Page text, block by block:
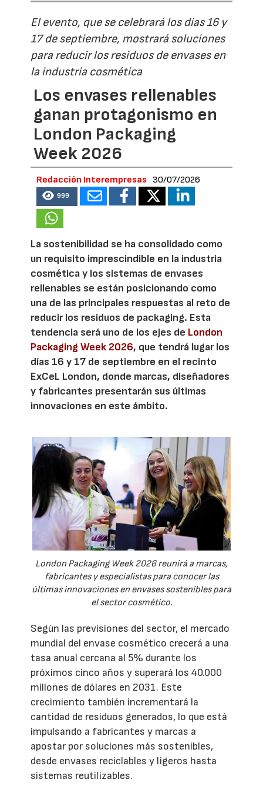
El evento, que se celebrará los días 16 y
17 de septiembre, mostrará soluciones
para reducir los residuos de envases en
la industria cosmética
Los envases rellenables
ganan protagonismo en
London Packaging
Week 2026
Redacción Interempresas 30/07/2026
999
La sostenibilidad se ha consolidado como
un requisito imprescindible en la industria
cosmética y los sistemas de envases
rellenables se están posicionando como
una de las principales respuestas al reto de
reducir los residuos de packaging. Esta
tendencia será uno de los ejes de London
Packaging Week 2026, que tendrá lugar los
días 16 y 17 de septiembre en el recinto
ExCeL London, donde marcas, diseñadores
y fabricantes presentarán sus últimas
innovaciones en este ámbito.
London Packaging Week 2026 reunirá a marcas,
fabricantes y especialistas para conocer las
últimas innovaciones en envases sostenibles para
el sector cosmético.
Según las previsiones del sector, el mercado
mundial del envase cosmético crecerá a una
tasa anual cercana al 5% durante los
próximos cinco años y superará los 40.000
millones de dólares en 2031. Este
crecimiento también incrementará la
cantidad de residuos generados, lo que está
impulsando a fabricantes y marcas a
apostar por soluciones más sostenibles,
desde envases reciclables y ligeros hasta
sistemas reutilizables.